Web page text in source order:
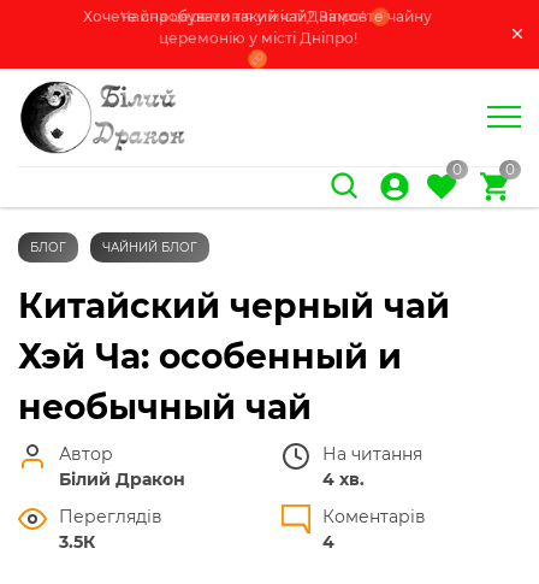
Чайна церемонія у місті Дніпро!
Хочете спробувати такий чай? Замовте чайну
церемонію у місті Дніпро!
БЛОГ ЧАЙНИЙ БЛОГ
Китайский черный чай
Хэй Ча: особенный и
необычный чай
Автор
Білий Дракон
На читання
4 хв.
Переглядів
3.5К
Коментарів
4